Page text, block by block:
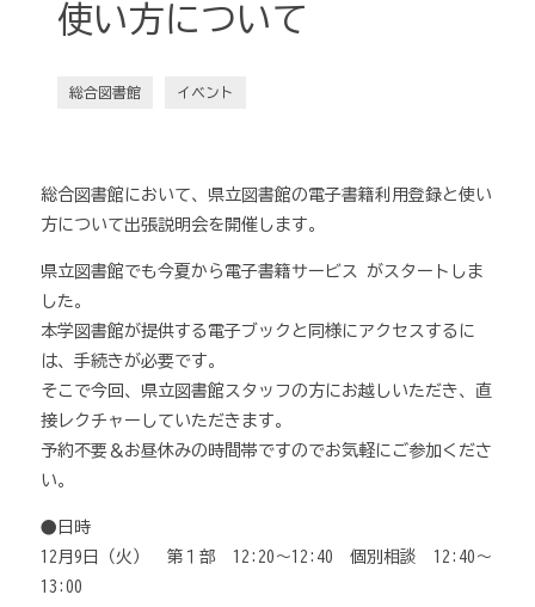
使い方について
総合図書館 イベント
総合図書館において、県立図書館の電子書籍利用登録と使い
方について出張説明会を開催します。
県立図書館でも今夏から電子書籍サービス がスタートしま
した。
本学図書館が提供する電子ブックと同様にアクセスするに
は、手続きが必要です。
そこで今回、県立図書館スタッフの方にお越しいただき、直
接レクチャーしていただきます。
予約不要＆お昼休みの時間帯ですのでお気軽にご参加くださ
い。
●日時
12月9日（火） 第１部 12:20～12:40 個別相談 12:40～
13:00